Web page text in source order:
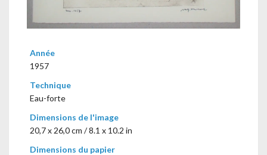
Année
1957
Technique
Eau-forte
Dimensions de l'image
20,7 x 26,0 cm / 8.1 x 10.2 in
Dimensions du papier